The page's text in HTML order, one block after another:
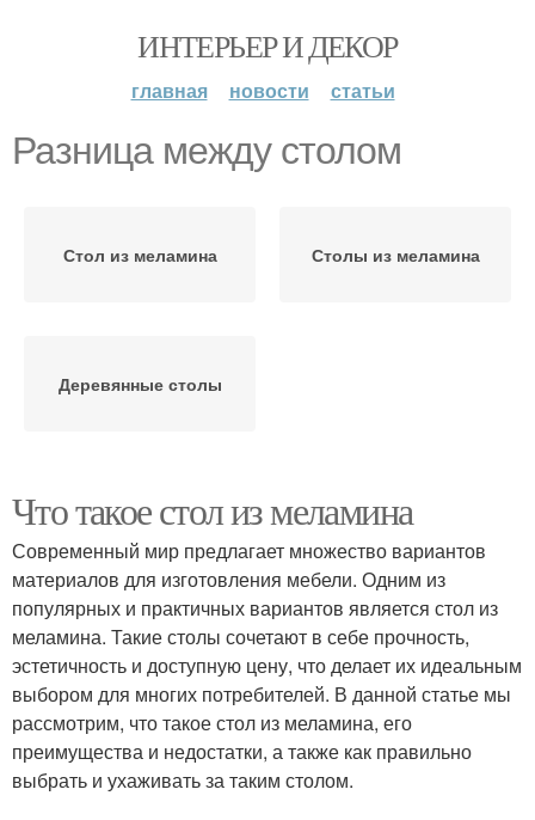
ИНТЕРЬЕР И ДЕКОР
главная новости статьи
Разница между столом
Стол из меламина Столы из меламина
Деревянные столы
Что такое стол из меламина
Современный мир предлагает множество вариантов
материалов для изготовления мебели. Одним из
популярных и практичных вариантов является стол из
меламина. Такие столы сочетают в себе прочность,
эстетичность и доступную цену, что делает их идеальным
выбором для многих потребителей. В данной статье мы
рассмотрим, что такое стол из меламина, его
преимущества и недостатки, а также как правильно
выбрать и ухаживать за таким столом.